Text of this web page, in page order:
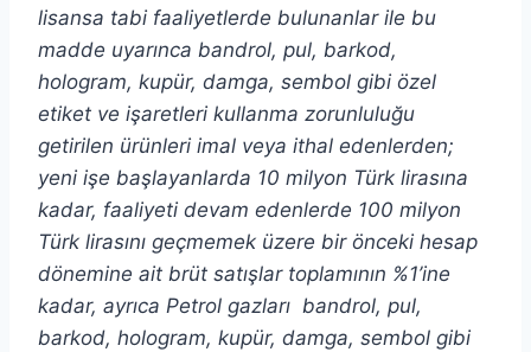
lisansa tabi faaliyetlerde bulunanlar ile bu
madde uyarınca bandrol, pul, barkod,
hologram, kupür, damga, sembol gibi özel
etiket ve işaretleri kullanma zorunluluğu
getirilen ürünleri imal veya ithal edenlerden;
yeni işe başlayanlarda 10 milyon Türk lirasına
kadar, faaliyeti devam edenlerde 100 milyon
Türk lirasını geçmemek üzere bir önceki hesap
dönemine ait brüt satışlar toplamının %1’ine
kadar, ayrıca Petrol gazları bandrol, pul,
barkod, hologram, kupür, damga, sembol gibi